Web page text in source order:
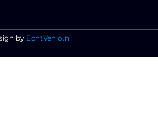
by EchtVenlo.nl